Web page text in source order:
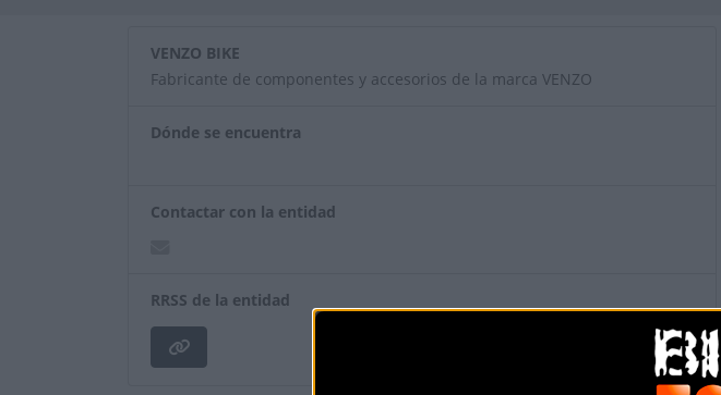
VENZO BIKE
Fabricante de componentes y accesorios de la marca VENZO
Dónde se encuentra
Contactar con la entidad
RRSS de la entidad